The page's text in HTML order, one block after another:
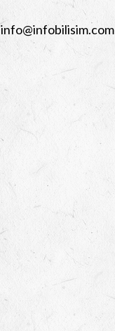
info@infobilisim.com